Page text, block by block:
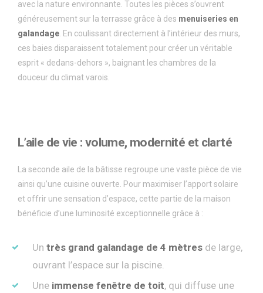
avec la nature environnante. Toutes les pièces s’ouvrent
généreusement sur la terrasse grâce à des menuiseries en
galandage . En coulissant directement à l’intérieur des murs,
ces baies disparaissent totalement pour créer un véritable
esprit « dedans-dehors », baignant les chambres de la
douceur du climat varois.
L’aile de vie : volume, modernité et clarté
La seconde aile de la bâtisse regroupe une vaste pièce de vie
ainsi qu’une cuisine ouverte. Pour maximiser l’apport solaire
et offrir une sensation d’espace, cette partie de la maison
bénéficie d’une luminosité exceptionnelle grâce à :
Un très grand galandage de 4 mètres de large,
ouvrant l’espace sur la piscine.
Une immense fenêtre de toit, qui diffuse une